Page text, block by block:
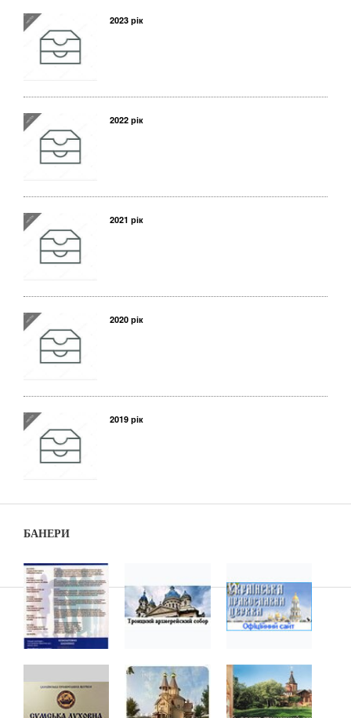
2023 рік
2022 рік
2021 рік
2020 рік
2019 рік
БАНЕРИ